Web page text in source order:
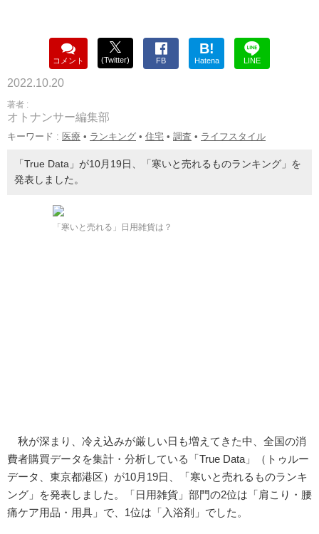
コメント (Twitter) FB
B!
Hatena LINE
2022.10.20
著者 :
オトナンサー編集部
キーワード : 医療 • ランキング • 住宅 • 調査 • ライフスタイル
「True Data」が10月19日、「寒いと売れるものランキング」を
発表しました。
「寒いと売れる」日用雑貨は？
秋が深まり、冷え込みが厳しい日も増えてきた中、全国の消
費者購買データを集計・分析している「True Data」（トゥルー
データ、東京都港区）が10月19日、「寒いと売れるものランキ
ング」を発表しました。「日用雑貨」部門の2位は「肩こり・腰
痛ケア用品・用具」で、1位は「入浴剤」でした。